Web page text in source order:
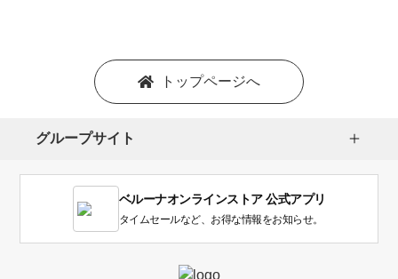
い
トップページへ
グループサイト
ベルーナオンラインストア 公式アプリ
タイムセールなど、お得な情報をお知らせ。